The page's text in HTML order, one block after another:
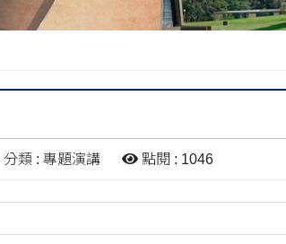
分類 : 專題演講 點閱 : 1046